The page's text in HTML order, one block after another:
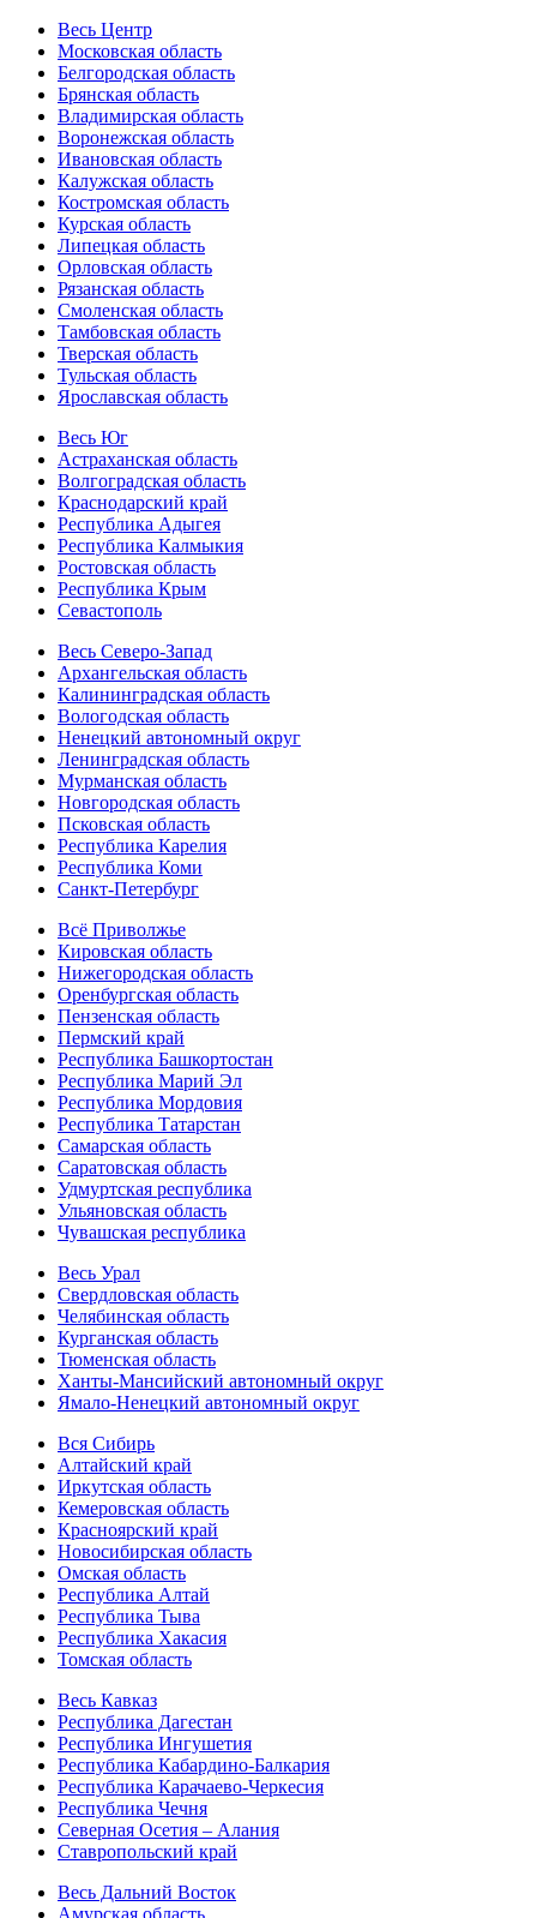
Весь Центр
Московская область
Белгородская область
Брянская область
Владимирская область
Воронежская область
Ивановская область
Калужская область
Костромская область
Курская область
Липецкая область
Орловская область
Рязанская область
Смоленская область
Тамбовская область
Тверская область
Тульская область
Ярославская область
Весь Юг
Астраханская область
Волгоградская область
Краснодарский край
Республика Адыгея
Республика Калмыкия
Ростовская область
Республика Крым
Севастополь
Весь Северо-Запад
Архангельская область
Калининградская область
Вологодская область
Ненецкий автономный округ
Ленинградская область
Мурманская область
Новгородская область
Псковская область
Республика Карелия
Республика Коми
Санкт-Петербург
Всё Приволжье
Кировская область
Нижегородская область
Оренбургская область
Пензенская область
Пермский край
Республика Башкортостан
Республика Марий Эл
Республика Мордовия
Республика Татарстан
Самарская область
Саратовская область
Удмуртская республика
Ульяновская область
Чувашская республика
Весь Урал
Свердловская область
Челябинская область
Курганская область
Тюменская область
Ханты-Мансийский автономный округ
Ямало-Ненецкий автономный округ
Вся Сибирь
Алтайский край
Иркутская область
Кемеровская область
Красноярский край
Новосибирская область
Омская область
Республика Алтай
Республика Тыва
Республика Хакасия
Томская область
Весь Кавказ
Республика Дагестан
Республика Ингушетия
Республика Кабардино-Балкария
Республика Карачаево-Черкесия
Республика Чечня
Северная Осетия – Алания
Ставропольский край
Весь Дальний Восток
Амурская область